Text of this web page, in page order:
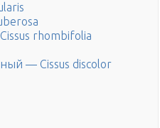
rhombifolia
— Cissus discolor